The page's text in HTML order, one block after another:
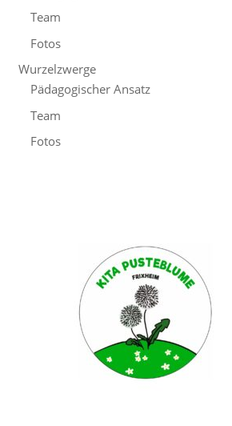
Team
Fotos
Wurzelzwerge
Pädagogischer Ansatz
Team
Fotos